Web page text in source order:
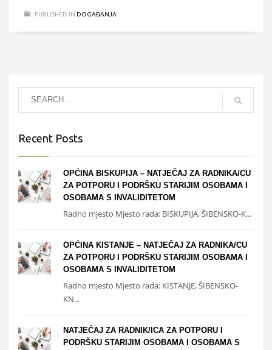
PUBLISHED IN DOGAĐANJA
Recent Posts
OPĆINA BISKUPIJA – NATJEČAJ ZA RADNIKA/CU
ZA POTPORU I PODRŠKU STARIJIM OSOBAMA I
OSOBAMA S INVALIDITETOM
Radno mjesto Mjesto rada: BISKUPIJA, ŠIBENSKO-K...
OPĆINA KISTANJE – NATJEČAJ ZA RADNIKA/CU
ZA POTPORU I PODRŠKU STARIJIM OSOBAMA I
OSOBAMA S INVALIDITETOM
Radno mjesto Mjesto rada: KISTANJE, ŠIBENSKO-
KN...
NATJEČAJ ZA RADNIK/ICA ZA POTPORU I
PODRŠKU STARIJIM OSOBAMA I OSOBAMA S